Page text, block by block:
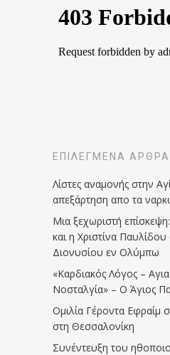
ΕΠΙΛΕΓΜΈΝΑ ΆΡΘΡΑ
Λίστες αναμονής στην
απεξάρτηση απο τα
Μια ξεχωριστή
και η Χριστίνα
Διονυσίου εν Ολύμπω
«Καρδιακός Λόγος –
Νοσταλγία» – Ο Άγιος
Ομιλία Γέροντα Εφραίμ
στη Θεσσαλονίκη
Συνέντευξη του